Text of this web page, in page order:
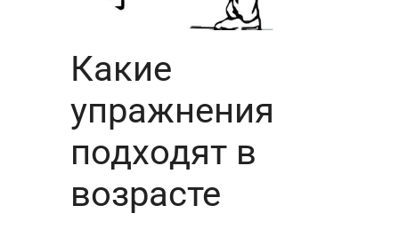
Какие
упражнения
подходят в
возрасте